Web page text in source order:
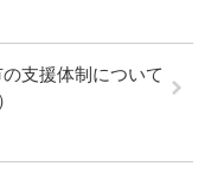
支援体制について